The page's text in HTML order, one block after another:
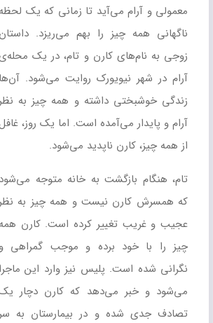
معمولی و آرام می‌آید تا زمانی که یک لحظه
ناگهانی همه چیز را بهم می‌ریزد. داستان
زوجی به نام‌های کارن و تام، در یک محله‌ی
آرام در شهر نیویورک روایت می‌شود. آن‌ها
زندگی خوشبختی داشته و همه چیز به نظر
آرام و پایدار می‌آمده است. اما یک روز، غافل
از همه چیز، کارن ناپدید می‌شود.
تام، هنگام بازگشت به خانه متوجه می‌شود
که همسرش کارن نیست و همه چیز به نظر
عجیب و غریب تغییر کرده است. کارن همه
چیز را با خود برده و موجب گمراهی و
نگرانی شده است. پلیس نیز وارد این ماجرا
می‌شود و خبر می‌دهد که کارن دچار یک
تصادف جدی شده و در بیمارستان به سر